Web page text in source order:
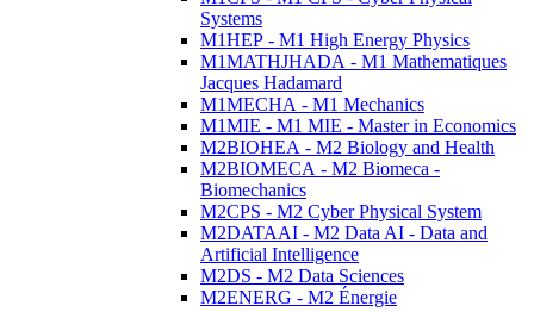
Systems
M1HEP - M1 High Energy Physics
M1MATHJHADA - M1 Mathematiques
Jacques Hadamard
M1MECHA - M1 Mechanics
M1MIE - M1 MIE - Master in Economics
M2BIOHEA - M2 Biology and Health
M2BIOMECA - M2 Biomeca -
Biomechanics
M2CPS - M2 Cyber Physical System
M2DATAAI - M2 Data AI - Data and
Artificial Intelligence
M2DS - M2 Data Sciences
M2ENERG - M2 Énergie